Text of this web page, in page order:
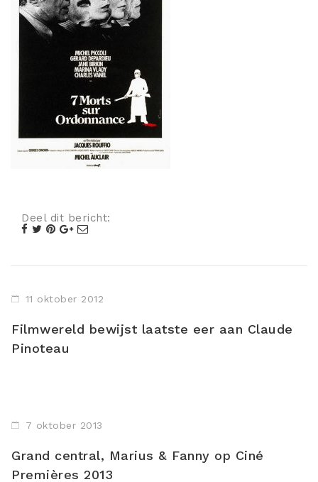
Oorlogsfilm
Romantische komedie
Deel dit bericht:
11 oktober 2012
Filmwereld bewijst laatste eer aan Claude
Pinoteau
7 oktober 2013
Grand central, Marius & Fanny op Ciné
Premières 2013